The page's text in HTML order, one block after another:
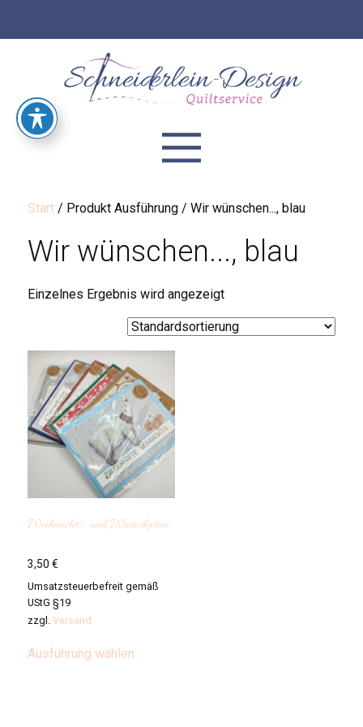
Start / Produkt Ausführung / Wir wünschen..., blau
Wir wünschen..., blau
Einzelnes Ergebnis wird angezeigt
Weihnachts- und Winterkarten
3,50€
Umsatzsteuerbefreit gemäß
UStG §19
zzgl.Versand
Ausführung wählen